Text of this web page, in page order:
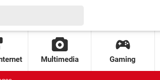
Multimedia Gaming